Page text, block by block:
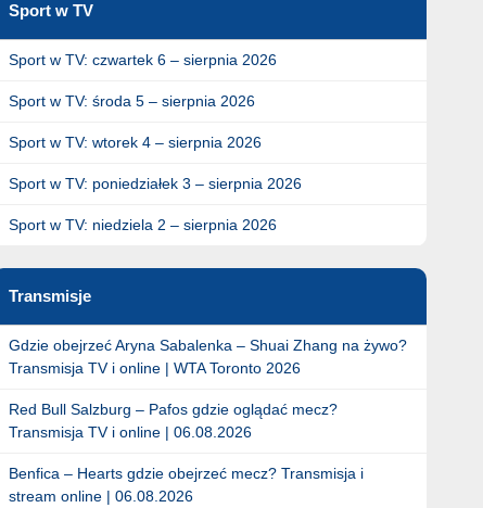
Sport w TV
Sport w TV: czwartek 6 – sierpnia 2026
Sport w TV: środa 5 – sierpnia 2026
Sport w TV: wtorek 4 – sierpnia 2026
Sport w TV: poniedziałek 3 – sierpnia 2026
Sport w TV: niedziela 2 – sierpnia 2026
Transmisje
Gdzie obejrzeć Aryna Sabalenka – Shuai Zhang na żywo?
Transmisja TV i online | WTA Toronto 2026
Red Bull Salzburg – Pafos gdzie oglądać mecz?
Transmisja TV i online | 06.08.2026
Benfica – Hearts gdzie obejrzeć mecz? Transmisja i
stream online | 06.08.2026